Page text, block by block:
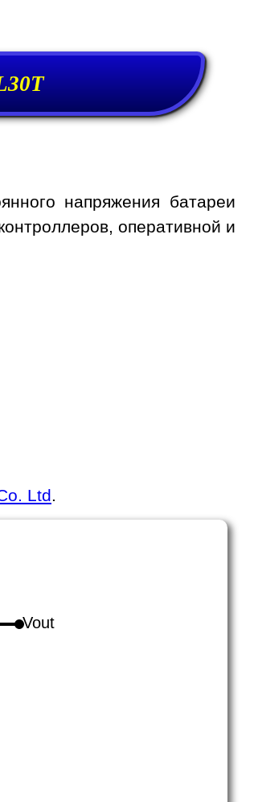
напряжения батареи
оперативной и
Ltd.
Vout